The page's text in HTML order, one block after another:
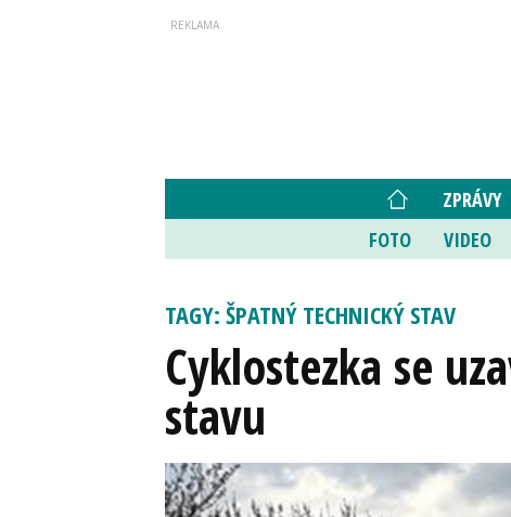
ZPRÁVY
FOTO
VIDEO
TAGY: ŠPATNÝ TECHNICKÝ STAV
Cyklostezka se
stavu